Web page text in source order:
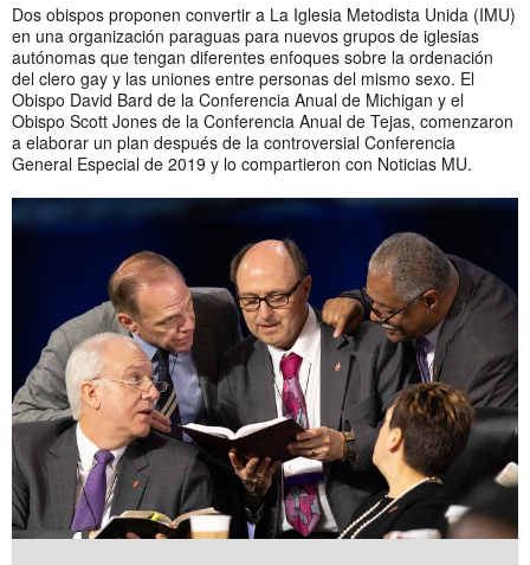
Dos obispos proponen convertir a La Iglesia Metodista Unida (IMU)
en una organización paraguas para nuevos grupos de iglesias
autónomas que tengan diferentes enfoques sobre la ordenación
del clero gay y las uniones entre personas del mismo sexo. El
Obispo David Bard de la Conferencia Anual de Michigan y el
Obispo Scott Jones de la Conferencia Anual de Tejas, comenzaron
a elaborar un plan después de la controversial Conferencia
General Especial de 2019 y lo compartieron con Noticias MU.